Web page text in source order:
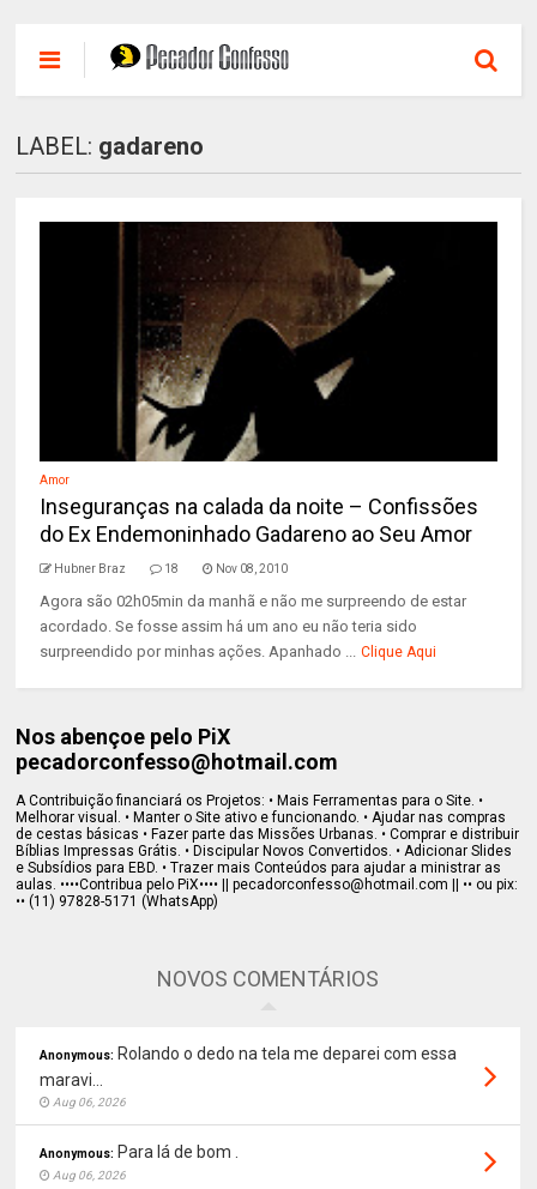
LABEL: gadareno
Amor
Inseguranças na calada da noite – Confissões
do Ex Endemoninhado Gadareno ao Seu Amor
Hubner Braz 18 Nov 08, 2010
Agora são 02h05min da manhã e não me surpreendo de estar
acordado. Se fosse assim há um ano eu não teria sido
surpreendido por minhas ações. Apanhado ... Clique Aqui
Nos abençoe pelo PiX
pecadorconfesso@hotmail.com
A Contribuição financiará os Projetos: • Mais Ferramentas para o Site. •
Melhorar visual. • Manter o Site ativo e funcionando. • Ajudar nas compras
de cestas básicas • Fazer parte das Missões Urbanas. • Comprar e distribuir
Bíblias Impressas Grátis. • Discipular Novos Convertidos. • Adicionar Slides
e Subsídios para EBD. • Trazer mais Conteúdos para ajudar a ministrar as
aulas. ••••Contribua pelo PiX•••• || pecadorconfesso@hotmail.com || •• ou pix:
•• (11) 97828-5171 (WhatsApp)
NOVOS COMENTÁRIOS
Anonymous: Rolando o dedo na tela me deparei com essa
maravi...
Aug 06, 2026
Anonymous: Para lá de bom .
Aug 06, 2026